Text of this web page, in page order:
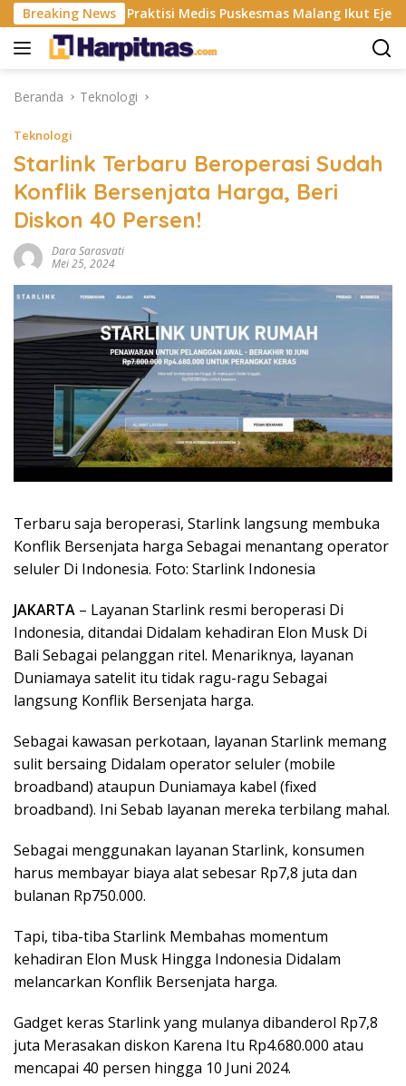
Langsung
ke
konten
Breaking NewsPraktisi Medis Puskesmas Malang Ikut Ejek Pasien
Beranda Teknologi
Teknologi
Starlink Terbaru Beroperasi Sudah
Konflik Bersenjata Harga, Beri
Diskon 40 Persen!
Dara Sarasvati
Mei 25, 2024
Terbaru saja beroperasi, Starlink langsung membuka
Konflik Bersenjata harga Sebagai menantang operator
seluler Di Indonesia. Foto: Starlink Indonesia
JAKARTA – Layanan Starlink resmi beroperasi Di
Indonesia, ditandai Didalam kehadiran Elon Musk Di
Bali Sebagai pelanggan ritel. Menariknya, layanan
Duniamaya satelit itu tidak ragu-ragu Sebagai
langsung Konflik Bersenjata harga.
Sebagai kawasan perkotaan, layanan Starlink memang
sulit bersaing Didalam operator seluler (mobile
broadband) ataupun Duniamaya kabel (fixed
broadband). Ini Sebab layanan mereka terbilang mahal.
Sebagai menggunakan layanan Starlink, konsumen
harus membayar biaya alat sebesar Rp7,8 juta dan
bulanan Rp750.000.
Tapi, tiba-tiba Starlink Membahas momentum
kehadiran Elon Musk Hingga Indonesia Didalam
melancarkan Konflik Bersenjata harga.
Gadget keras Starlink yang mulanya dibanderol Rp7,8
juta Merasakan diskon Karena Itu Rp4.680.000 atau
mencapai 40 persen hingga 10 Juni 2024.